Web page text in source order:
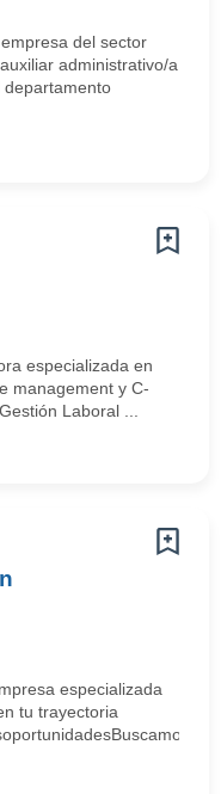
del sector
administrativo/a
especializada en
management y C-
Laboral ...
especializada
tu trayectoria